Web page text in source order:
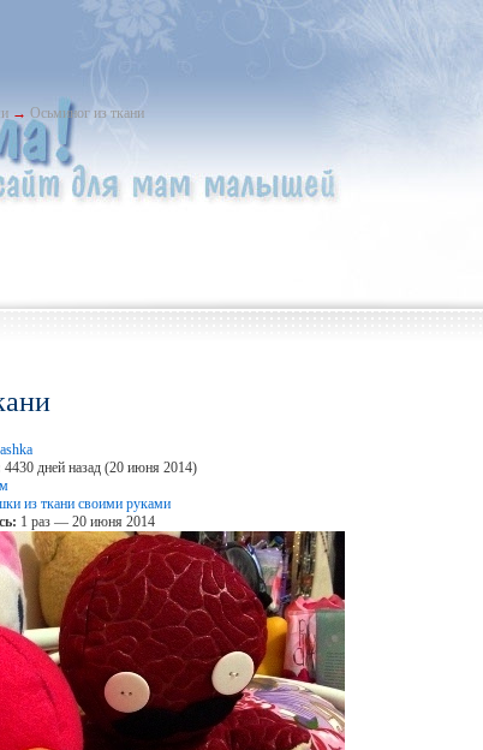
→ Осьминог из ткани
4430 дней назад (20 июня 2014)
из ткани своими руками
1 раз — 20 июня 2014